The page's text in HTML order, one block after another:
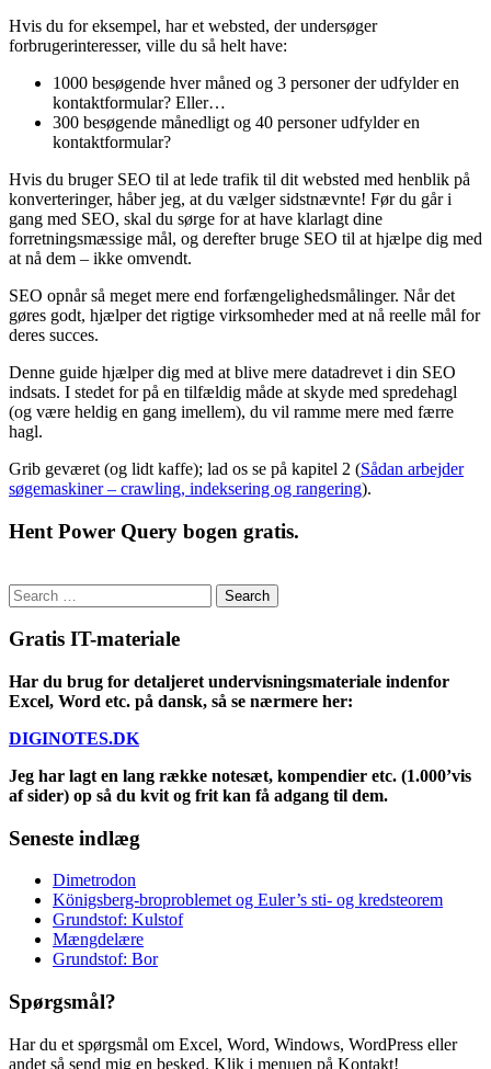
Hvis du for eksempel, har et websted, der undersøger
forbrugerinteresser, ville du så helt have:
1000 besøgende hver måned og 3 personer der udfylder en
kontaktformular? Eller…
300 besøgende månedligt og 40 personer udfylder en
kontaktformular?
Hvis du bruger SEO til at lede trafik til dit websted med henblik på
konverteringer, håber jeg, at du vælger sidstnævnte! Før du går i
gang med SEO, skal du sørge for at have klarlagt dine
forretningsmæssige mål, og derefter bruge SEO til at hjælpe dig med
at nå dem – ikke omvendt.
SEO opnår så meget mere end forfængelighedsmålinger. Når det
gøres godt, hjælper det rigtige virksomheder med at nå reelle mål for
deres succes.
Denne guide hjælper dig med at blive mere datadrevet i din SEO
indsats. I stedet for på en tilfældig måde at skyde med spredehagl
(og være heldig en gang imellem), du vil ramme mere med færre
hagl.
Grib geværet (og lidt kaffe); lad os se på kapitel 2 (Sådan arbejder
søgemaskiner – crawling, indeksering og rangering).
Hent Power Query bogen gratis.
Search
for:
Gratis IT-materiale
Har du brug for detaljeret undervisningsmateriale indenfor
Excel, Word etc. på dansk, så se nærmere her:
DIGINOTES.DK
Jeg har lagt en lang række notesæt, kompendier etc. (1.000’vis
af sider) op så du kvit og frit kan få adgang til dem.
Seneste indlæg
Dimetrodon
Königsberg-broproblemet og Euler’s sti- og kredsteorem
Grundstof: Kulstof
Mængdelære
Grundstof: Bor
Spørgsmål?
Har du et spørgsmål om Excel, Word, Windows, WordPress eller
andet så send mig en besked. Klik i menuen på Kontakt!